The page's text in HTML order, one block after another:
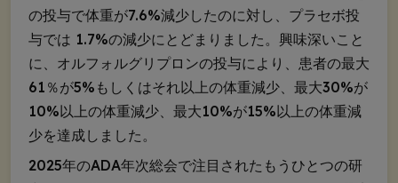
の投与で体重が7.6%減少したのに対し、プラセボ投
与では 1.7%の減少にとどまりました。興味深いこと
に、オルフォルグリプロンの投与により、患者の最大
61％が5%もしくはそれ以上の体重減少、最大30%が
10%以上の体重減少、最大10%が15%以上の体重減
少を達成しました。
2025年のADA年次総会で注目されたもうひとつの研